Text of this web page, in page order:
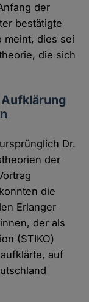
der
bestätigte
meint, dies sei
die sich
Dr.
der
die
Erlanger
der als
(STIKO)
auf